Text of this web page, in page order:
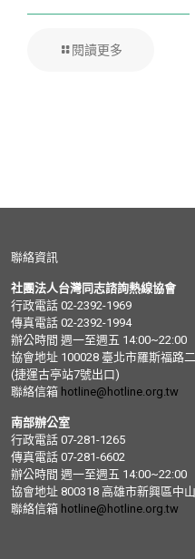
閱讀更多
聯絡資訊
社團法人台灣同志諮詢熱線協會
行政電話 02-2392-1969
傳真電話 02-2392-1994
辦公時間 週一至週五 14:00~22:00
協會地址 100028 臺北市羅斯福路
(捷運古亭站7號出口)
聯絡信箱 hotline@hotline.org.tw
南部辦公室
行政電話 07-281-1265
傳真電話 07-281-6602
辦公時間 週一至週五 14:00~22:00
協會地址 800318 高雄市新興區中
聯絡信箱 hotline@hotline.org.tw